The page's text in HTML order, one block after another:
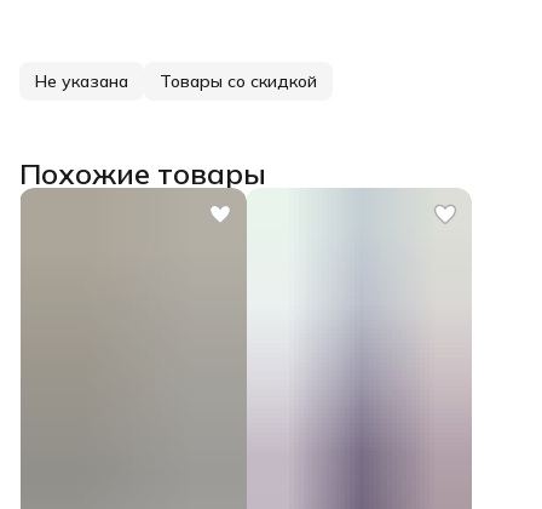
Не указана Товары со скидкой
Похожие товары